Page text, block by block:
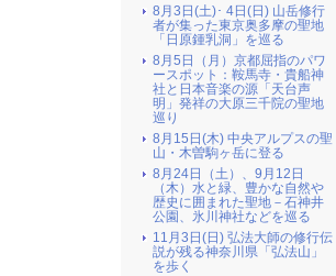
8月3日(土)･ 4日(日) 山岳修行
者が集った東京奥多摩の聖地
「日原鍾乳洞」を巡る
8月5日（月）京都屈指のパワ
ースポット：鞍馬寺・貴船神
社と日本音楽の源「天台声
明」発祥の大原三千院の聖地
巡り
8月15日(木) 中央アルプスの聖
山・木曽駒ヶ岳に登る
8月24日（土）、9月12日
（木）水と緑、豊かな自然や
歴史に囲まれた聖地－石神井
公園、氷川神社などを巡る
11月3日(日) 弘法大師の修行伝
説が残る神奈川県「弘法山」
を歩く